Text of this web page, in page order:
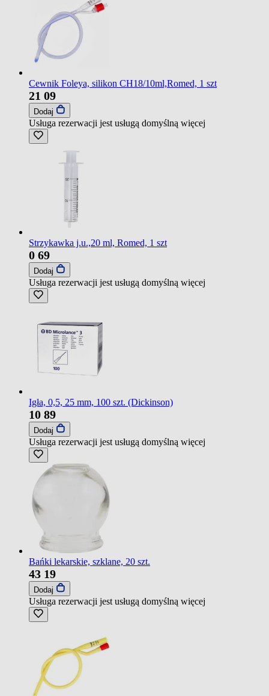
Cewnik Foleya, silikon CH18/10ml,Romed, 1 szt
21 09
Dodaj
Usługa rezerwacji jest usługą domyślną więcej
Strzykawka j.u.,20 ml, Romed, 1 szt
0 69
Dodaj
Usługa rezerwacji jest usługą domyślną więcej
Igła, 0,5, 25 mm, 100 szt. (Dickinson)
10 89
Dodaj
Usługa rezerwacji jest usługą domyślną więcej
Bańki lekarskie, szklane, 20 szt.
43 19
Dodaj
Usługa rezerwacji jest usługą domyślną więcej